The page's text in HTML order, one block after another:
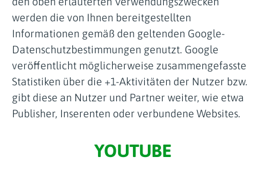
werden die von Ihnen bereitgestellten
Informationen gemäß den geltenden Google-
Datenschutzbestimmungen genutzt. Google
veröffentlicht möglicherweise zusammengefasste
Statistiken über die +1-Aktivitäten der Nutzer bzw.
gibt diese an Nutzer und Partner weiter, wie etwa
Publisher, Inserenten oder verbundene Websites.
YOUTUBE